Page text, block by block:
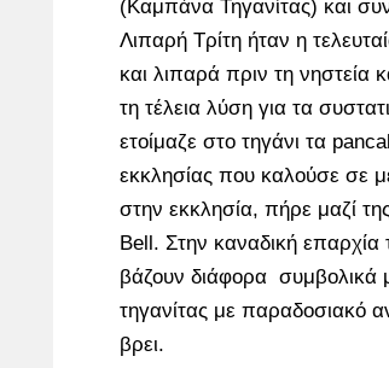
(Καμπάνα Τηγανίτας) και
Λιπαρή Τρίτη ήταν η
και λιπαρά πριν τη νηστεία
τη τέλεια λύση για τα
ετοίμαζε στο τηγάνι τα
εκκλησίας που καλούσε σε
στην εκκλησία, πήρε μαζί
Bell. Στην καναδική επαρχία
βάζουν διάφορα συμβολικά
τηγανίτας με παραδοσιακό
βρει.